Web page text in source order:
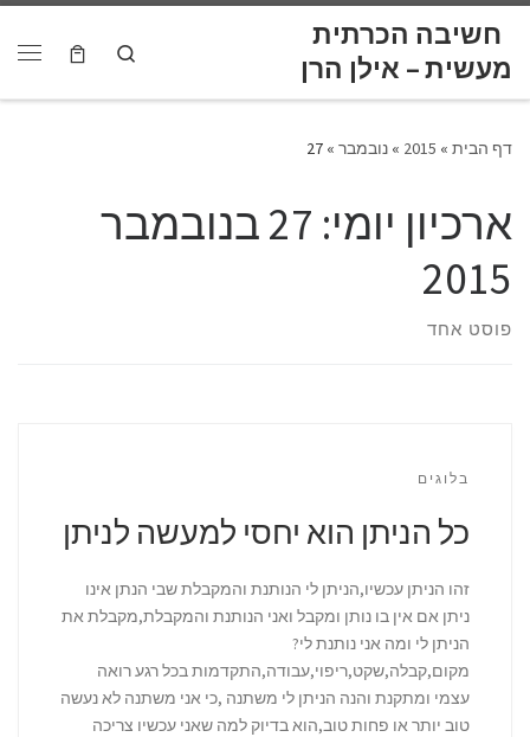
לתוכן
חשיבה הכרתית Search
דף הבית »
2015
» נובמבר »
27
ארכיון יומי:
27 בנובמבר
2015
פוסט אחד
בלוגים
כל הניתן הוא יחסי למעשה לניתן
זהו הניתן עכשיו,הניתן לי הנותנת והמקבלת שבי הנתן אינו
ניתן אם אין בו נותן ומקבל ואני הנותנת והמקבלת,מקבלת את
הניתן לי ומה אני נותנת לי?
מקום,קבלה,שקט,ריפוי,עבודה,התקדמות בכל רגע רואה
עצמי ומתקנת והנה הניתן לי משתנה ,כי אני משתנה לא נעשה
טוב יותר או פחות טוב,הוא בדיוק למה שאני עכשיו צריכה